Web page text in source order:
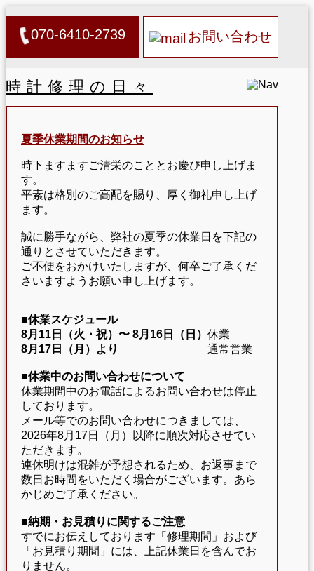
070-6410-2739 お問い合わせ
時計修理の日々
夏季休業期間のお知らせ
時下ますますご清栄のこととお慶び申し上げま
す。
平素は格別のご高配を賜り、厚く御礼申し上げ
ます。
誠に勝手ながら、弊社の夏季の休業日を下記の
通りとさせていただきます。
ご不便をおかけいたしますが、何卒ご了承くだ
さいますようお願い申し上げます。
■休業スケジュール
8月11日（火・祝）〜 8月16日（日） 休業
8月17日（月）より
通常営業
■休業中のお問い合わせについて
休業期間中のお電話によるお問い合わせは停止
しております。
メール等でのお問い合わせにつきましては、
2026年8月17日（月）以降に順次対応させてい
ただきます。
連休明けは混雑が予想されるため、お返事まで
数日お時間をいただく場合がございます。あら
かじめご了承ください。
■納期・お見積りに関するご注意
すでにお伝えしております「修理期間」および
「お見積り期間」には、上記休業日を含んでお
りません。